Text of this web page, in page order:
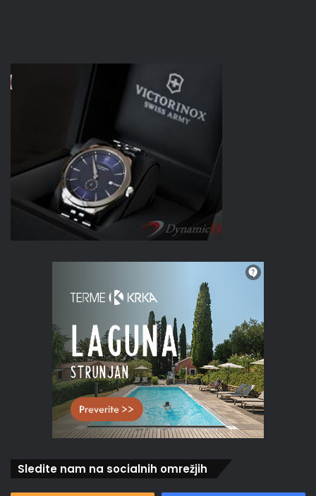
Sledite nam na socialnih omrežjih